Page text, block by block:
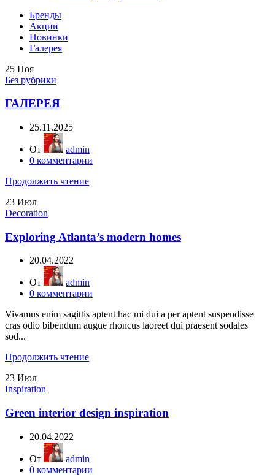
Бренды
Акции
Новинки
Галерея
25 Ноя
Без рубрики
ГАЛЕРЕЯ
25.11.2025
От
admin
0 комментарии
Продолжить чтение
23 Июл
Decoration
Exploring Atlanta’s modern homes
20.04.2022
От
admin
0 комментарии
Vivamus enim sagittis aptent hac mi dui a per aptent suspendisse
cras odio bibendum augue rhoncus laoreet dui praesent sodales
sod...
Продолжить чтение
23 Июл
Inspiration
Green interior design inspiration
20.04.2022
От
admin
0 комментарии